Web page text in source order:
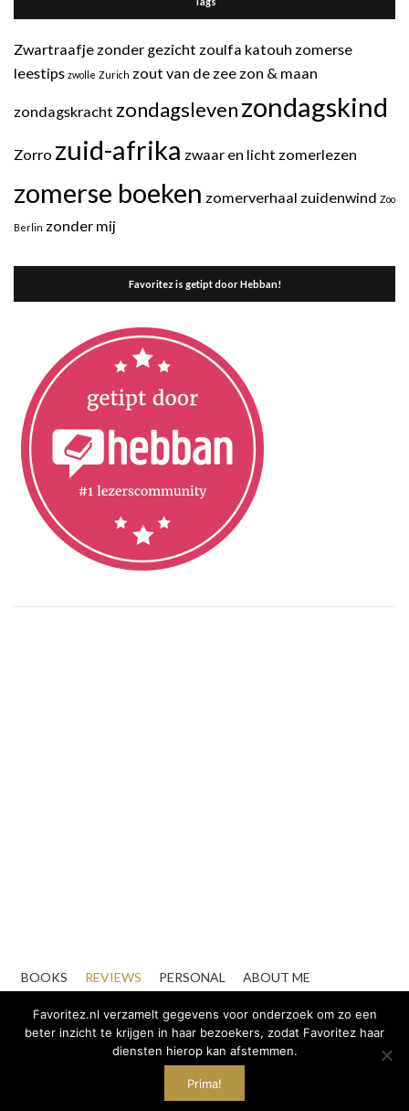
Zwartraafje zonder gezicht zoulfa katouh zomerse
leestips zwolle Zurich zout van de zee zon & maan
zondagskracht zondagslevenzondagskind
Zorro zuid-afrika zwaar en licht zomerlezen
zomerse boeken zomerverhaal zuidenwind Zoo
Berlin zonder mij
Favoritez is getipt door Hebban!
BOOKS REVIEWS PERSONAL
ABOUT ME
Favoritez.nl verzamelt gegevens voor onderzoek om zo een
beter inzicht te krijgen in haar bezoekers, zodat Favoritez haar
diensten hierop kan afstemmen.
Prima!